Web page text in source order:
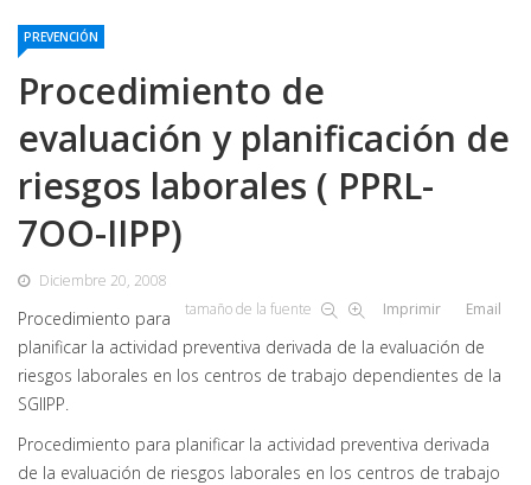
PREVENCIÓN
Procedimiento de
evaluación y planificación de
riesgos laborales ( PPRL-
7OO-IIPP)
Diciembre 20, 2008
tamaño de la fuente
Imprimir Email
Procedimiento para
planificar la actividad preventiva derivada de la evaluación de
riesgos laborales en los centros de trabajo dependientes de la
SGIIPP.
Procedimiento para planificar la actividad preventiva derivada
de la evaluación de riesgos laborales en los centros de trabajo